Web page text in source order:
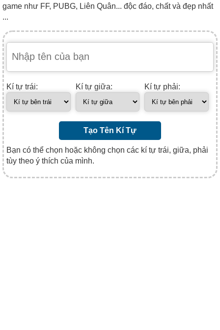
game như FF, PUBG, Liên Quân... độc đáo, chất và đẹp nhất
...
Kí tự trái: Kí tự giữa: Kí tự phải:
Tạo Tên Kí Tự
Bạn có thể chọn hoặc không chọn các kí tự trái, giữa, phải
tùy theo ý thích của mình.